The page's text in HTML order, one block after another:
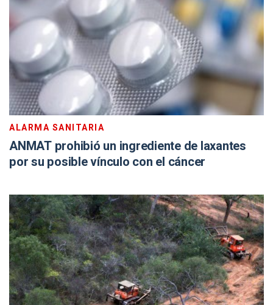
ALARMA SANITARIA
ANMAT prohibió un ingrediente de laxantes
por su posible vínculo con el cáncer